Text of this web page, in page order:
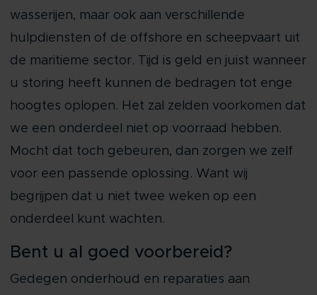
wasserijen, maar ook aan verschillende
hulpdiensten of de offshore en scheepvaart uit
de maritieme sector. Tijd is geld en juist wanneer
u storing heeft kunnen de bedragen tot enge
hoogtes oplopen. Het zal zelden voorkomen dat
we een onderdeel niet op voorraad hebben.
Mocht dat toch gebeuren, dan zorgen we zelf
voor een passende oplossing. Want wij
begrijpen dat u niet twee weken op een
onderdeel kunt wachten.
Bent u al goed voorbereid?
Gedegen onderhoud en reparaties aan